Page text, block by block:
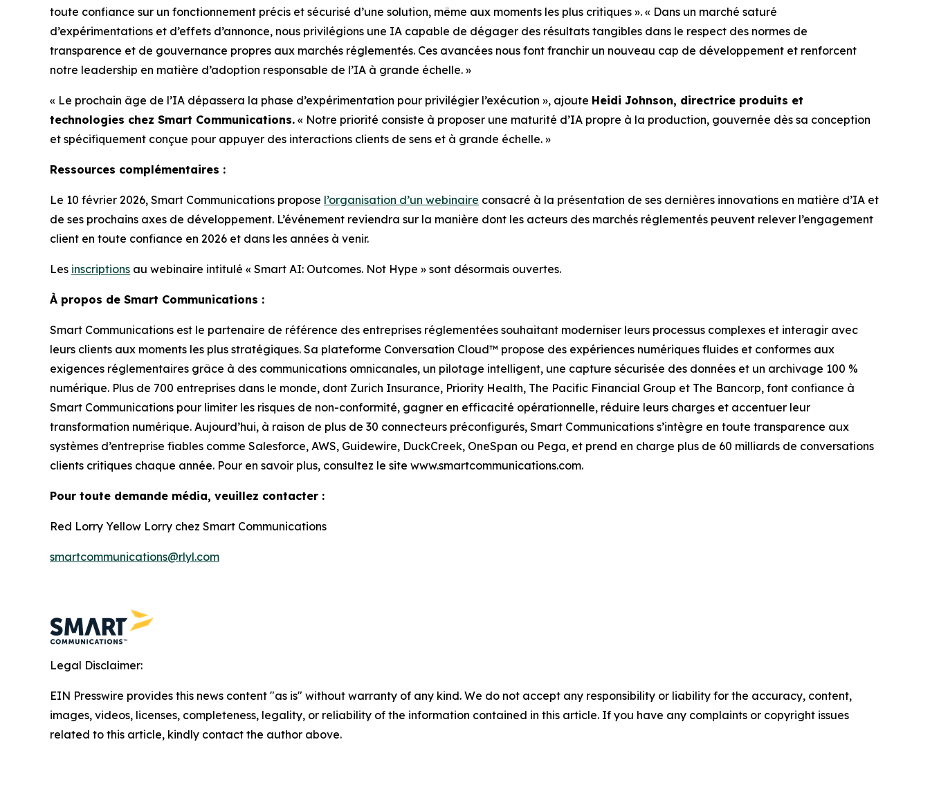
toute confiance sur un fonctionnement précis et sécurisé d’une solution, même aux moments les plus critiques ». « Dans un marché saturé
d’expérimentations et d’effets d’annonce, nous privilégions une IA capable de dégager des résultats tangibles dans le respect des normes de
transparence et de gouvernance propres aux marchés réglementés. Ces avancées nous font franchir un nouveau cap de développement et renforcent
notre leadership en matière d’adoption responsable de l’IA à grande échelle. »
« Le prochain âge de l’IA dépassera la phase d’expérimentation pour privilégier l’exécution », ajoute Heidi Johnson, directrice produits et
technologies chez Smart Communications. « Notre priorité consiste à proposer une maturité d’IA propre à la production, gouvernée dès sa conception
et spécifiquement conçue pour appuyer des interactions clients de sens et à grande échelle. »
Ressources complémentaires :
Le 10 février 2026, Smart Communications propose l’organisation d’un webinaire consacré à la présentation de ses dernières innovations en matière d’IA et
de ses prochains axes de développement. L’événement reviendra sur la manière dont les acteurs des marchés réglementés peuvent relever l’engagement
client en toute confiance en 2026 et dans les années à venir.
Les inscriptions au webinaire intitulé « Smart AI: Outcomes. Not Hype » sont désormais ouvertes.
À propos de Smart Communications :
Smart Communications est le partenaire de référence des entreprises réglementées souhaitant moderniser leurs processus complexes et interagir avec
leurs clients aux moments les plus stratégiques. Sa plateforme Conversation Cloud™ propose des expériences numériques fluides et conformes aux
exigences réglementaires grâce à des communications omnicanales, un pilotage intelligent, une capture sécurisée des données et un archivage 100 %
numérique. Plus de 700 entreprises dans le monde, dont Zurich Insurance, Priority Health, The Pacific Financial Group et The Bancorp, font confiance à
Smart Communications pour limiter les risques de non-conformité, gagner en efficacité opérationnelle, réduire leurs charges et accentuer leur
transformation numérique. Aujourd’hui, à raison de plus de 30 connecteurs préconfigurés, Smart Communications s’intègre en toute transparence aux
systèmes d’entreprise fiables comme Salesforce, AWS, Guidewire, DuckCreek, OneSpan ou Pega, et prend en charge plus de 60 milliards de conversations
clients critiques chaque année. Pour en savoir plus, consultez le site www.smartcommunications.com.
Pour toute demande média, veuillez contacter :
Red Lorry Yellow Lorry chez Smart Communications
smartcommunications@rlyl.com
Legal Disclaimer:
EIN Presswire provides this news content "as is" without warranty of any kind. We do not accept any responsibility or liability for the accuracy, content,
images, videos, licenses, completeness, legality, or reliability of the information contained in this article. If you have any complaints or copyright issues
related to this article, kindly contact the author above.